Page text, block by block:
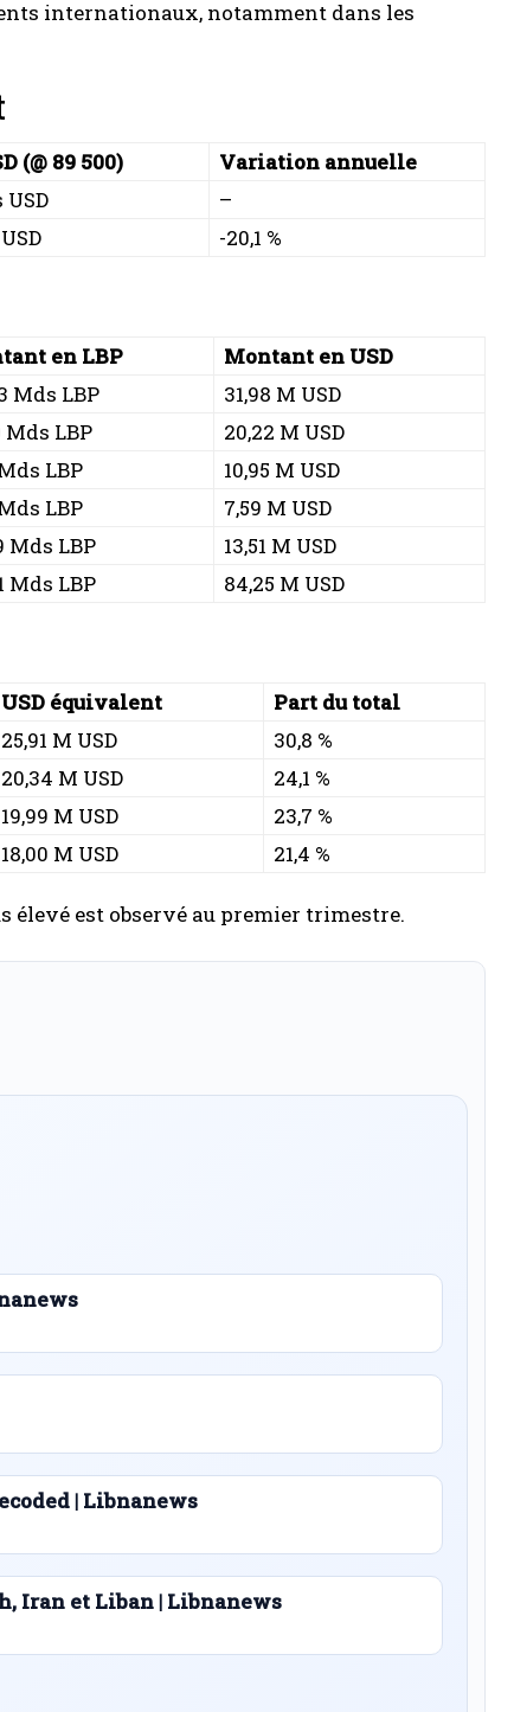
internationaux, notamment dans les
(@ 89 500)
Variation annuelle
–
-20,1 %
en LBP
Montant en USD
Mds LBP
31,98 M USD
Mds LBP
20,22 M USD
LBP
10,95 M USD
LBP
7,59 M USD
Mds LBP
13,51 M USD
Mds LBP 84,25 M USD
USD équivalent
Part du total
25,91 M USD
30,8 %
20,34 M USD
24,1 %
19,99 M USD
23,7 %
18,00 M USD 21,4 %
élevé est observé au premier trimestre.
| Libnanews
Iran et Liban | Libnanews